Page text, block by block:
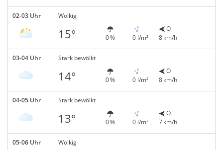
02-03 Uhr Wolkig
15° 0 % 0 l/m²
O
8 km/h
03-04 Uhr Stark bewölkt
14° 0 % 0 l/m²
O
8 km/h
04-05 Uhr Stark bewölkt
13° 0 % 0 l/m²
O
7 km/h
05-06 Uhr Wolkig